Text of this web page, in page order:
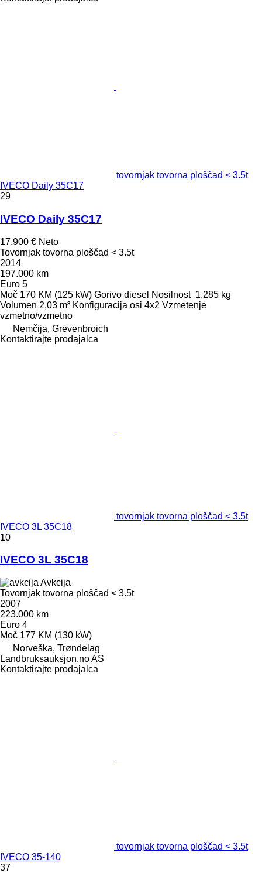
tovornjak tovorna ploščad < 3.5t
IVECO Daily 35C17
29
IVECO Daily 35C17
17.900 € Neto
Tovornjak tovorna ploščad < 3.5t
2014
197.000 km
Euro 5
Moč 170 KM (125 kW) Gorivo diesel Nosilnost 1.285 kg
Volumen 2,03 m³ Konfiguracija osi 4x2 Vzmetenje
vzmetno/vzmetno
Nemčija, Grevenbroich
Kontaktirajte prodajalca
tovornjak tovorna ploščad < 3.5t
IVECO 3L 35C18
10
IVECO 3L 35C18
Avkcija
Tovornjak tovorna ploščad < 3.5t
2007
223.000 km
Euro 4
Moč 177 KM (130 kW)
Norveška, Trøndelag
Landbruksauksjon.no AS
Kontaktirajte prodajalca
tovornjak tovorna ploščad < 3.5t
IVECO 35-140
37